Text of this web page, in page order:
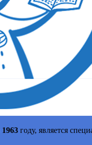
1963 году, является